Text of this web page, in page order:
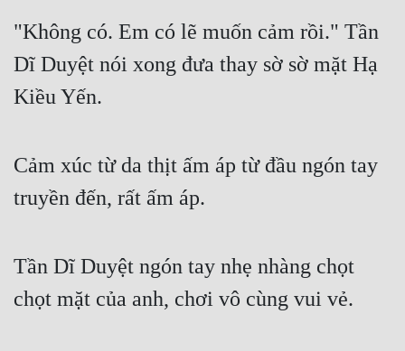
"Không có. Em có lẽ muốn cảm rồi." Tần
Dĩ Duyệt nói xong đưa thay sờ sờ mặt Hạ
Kiều Yến.
Cảm xúc từ da thịt ấm áp từ đầu ngón tay
truyền đến, rất ấm áp.
Tần Dĩ Duyệt ngón tay nhẹ nhàng chọt
chọt mặt của anh, chơi vô cùng vui vẻ.